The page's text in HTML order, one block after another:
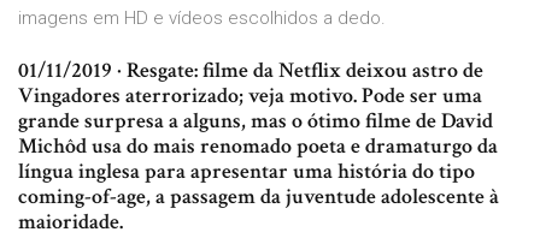
imagens em HD e vídeos escolhidos a dedo.
01/11/2019 · Resgate: filme da Netflix deixou astro de
Vingadores aterrorizado; veja motivo. Pode ser uma
grande surpresa a alguns, mas o ótimo filme de David
Michôd usa do mais renomado poeta e dramaturgo da
língua inglesa para apresentar uma história do tipo
coming-of-age, a passagem da juventude adolescente à
maioridade.